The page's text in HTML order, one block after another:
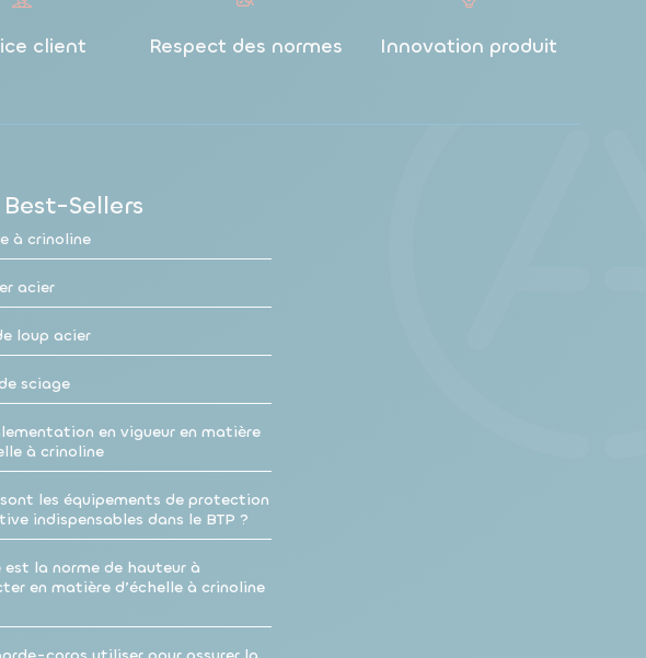
client Respect des normes Innovation produit
Best-Sellers
à crinoline
acier
loup acier
sciage
en vigueur en matière
à crinoline
les équipements de protection
indispensables dans le BTP ?
est la norme de hauteur à
en matière d’échelle à crinoline